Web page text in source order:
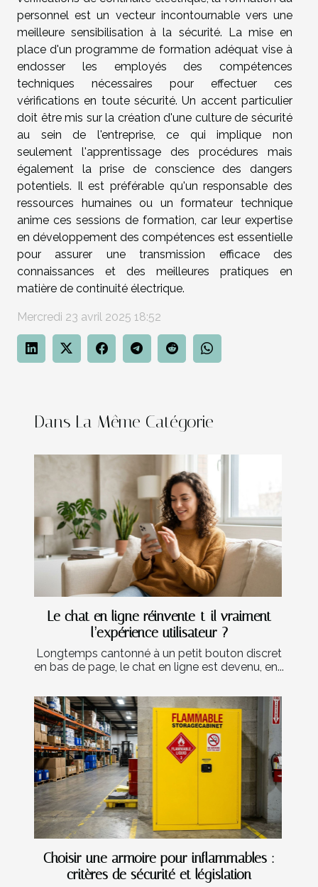
personnel est un vecteur incontournable vers une
meilleure sensibilisation à la sécurité. La mise en
place d'un programme de formation adéquat vise à
endosser les employés des compétences
techniques nécessaires pour effectuer ces
vérifications en toute sécurité. Un accent particulier
doit être mis sur la création d'une culture de sécurité
au sein de l'entreprise, ce qui implique non
seulement l'apprentissage des procédures mais
également la prise de conscience des dangers
potentiels. Il est préférable qu'un responsable des
ressources humaines ou un formateur technique
anime ces sessions de formation, car leur expertise
en développement des compétences est essentielle
pour assurer une transmission efficace des
connaissances et des meilleures pratiques en
matière de continuité électrique.
Mercredi 23 avril 2025 18:52
Dans La Même Catégorie
Le chat en ligne réinvente-t-il vraiment
l’expérience utilisateur ?
Longtemps cantonné à un petit bouton discret
en bas de page, le chat en ligne est devenu, en...
Choisir une armoire pour inflammables :
critères de sécurité et législation